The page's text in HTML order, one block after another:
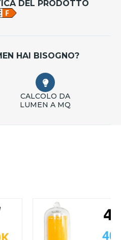
DEL PRODOTTO
HAI BISOGNO?
CALCOLO DA
LUMEN A MQ